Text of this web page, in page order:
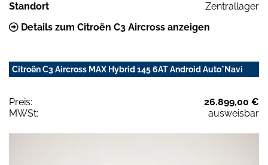
Standort
Zentrallager
Details zum Citroën C3 Aircross anzeigen
Citroën C3 Aircross MAX Hybrid 145 6AT Android Auto*Navi
Preis:
26.899,00 €
MWSt:
ausweisbar